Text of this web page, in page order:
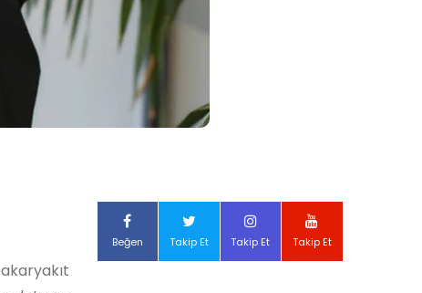
Beğen Takip Et Takip Et Takip Et